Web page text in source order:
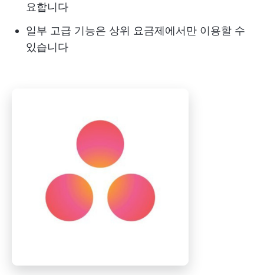
요합니다
일부 고급 기능은 상위 요금제에서만 이용할 수
있습니다